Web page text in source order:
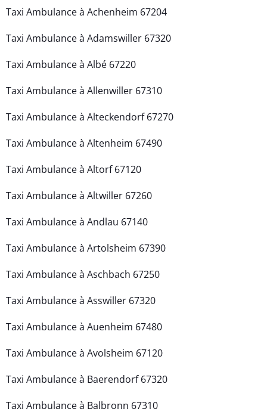
Taxi Ambulance à Achenheim 67204
Taxi Ambulance à Adamswiller 67320
Taxi Ambulance à Albé 67220
Taxi Ambulance à Allenwiller 67310
Taxi Ambulance à Alteckendorf 67270
Taxi Ambulance à Altenheim 67490
Taxi Ambulance à Altorf 67120
Taxi Ambulance à Altwiller 67260
Taxi Ambulance à Andlau 67140
Taxi Ambulance à Artolsheim 67390
Taxi Ambulance à Aschbach 67250
Taxi Ambulance à Asswiller 67320
Taxi Ambulance à Auenheim 67480
Taxi Ambulance à Avolsheim 67120
Taxi Ambulance à Baerendorf 67320
Taxi Ambulance à Balbronn 67310